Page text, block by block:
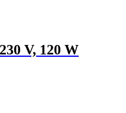
V, 120 W